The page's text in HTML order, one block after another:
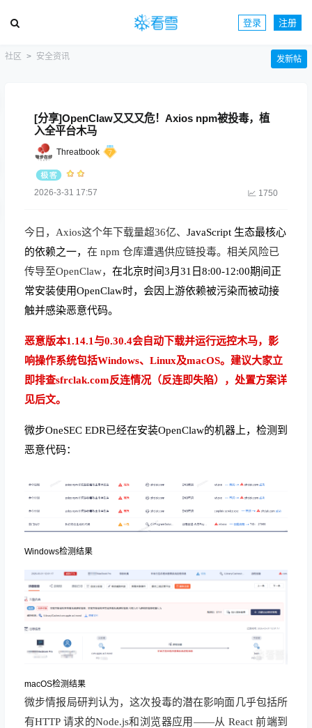
登录 注册
社区 安全资讯 发新帖
[分享]OpenClaw又又又危！Axios npm被投毒，植
入全平台木马
Threatbook
2026-3-31 17:57 1750
今日 ， Axios这个年下载量超36亿、 JavaScript 生态最核心
的依赖之一， 在 npm 仓库遭遇供应链投毒。相关风险已
传导至OpenClaw， 在北京时间3月31日8:00-12:00期间正
常安装使用OpenClaw时，会因上游依赖被污染而被动接
触并感染恶意代码。
恶意版本1.14.1与0.30.4会自动下载并运行远控木马，影
响操作系统包括Windows、Linux及macOS。建议大家立
即排查sfrclak.com反连情况（反连即失陷），处置方案详
见后文。
微步OneSEC EDR已经在安装OpenClaw的机器上，检测到
恶意代码：
Windows检测结果
macOS检测结果
微步情报局研判 认为，这次投毒的潜在影响面 几乎包括所
有HTTP 请求的Node.js和浏览器应用——从 React 前端到